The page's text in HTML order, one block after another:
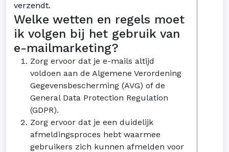
verzendt.
Welke wetten en regels moet
ik volgen bij het gebruik van
e-mailmarketing?
Zorg ervoor dat je e-mails altijd
voldoen aan de Algemene Verordening
Gegevensbescherming (AVG) of de
General Data Protection Regulation
(GDPR).
Zorg ervoor dat je een duidelijk
afmeldingsproces hebt waarmee
gebruikers zich kunnen afmelden voor